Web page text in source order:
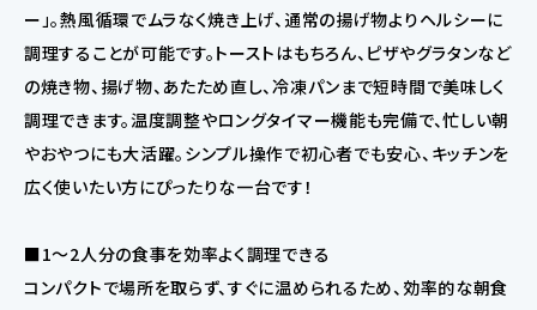
ー」。熱風循環でムラなく焼き上げ、通常の揚げ物よりヘルシーに
調理することが可能です。トーストはもちろん、ピザやグラタンなど
の焼き物、揚げ物、あたため直し、冷凍パンまで短時間で美味しく
調理できます。温度調整やロングタイマー機能も完備で、忙しい朝
やおやつにも大活躍。シンプル操作で初心者でも安心、キッチンを
広く使いたい方にぴったりな一台です！
■1〜2人分の食事を効率よく調理できる
コンパクトで場所を取らず、すぐに温められるため、効率的な朝食